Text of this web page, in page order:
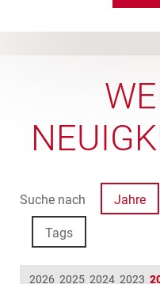
Suche nach Jahre
Tags
2026 2025 2024 2023